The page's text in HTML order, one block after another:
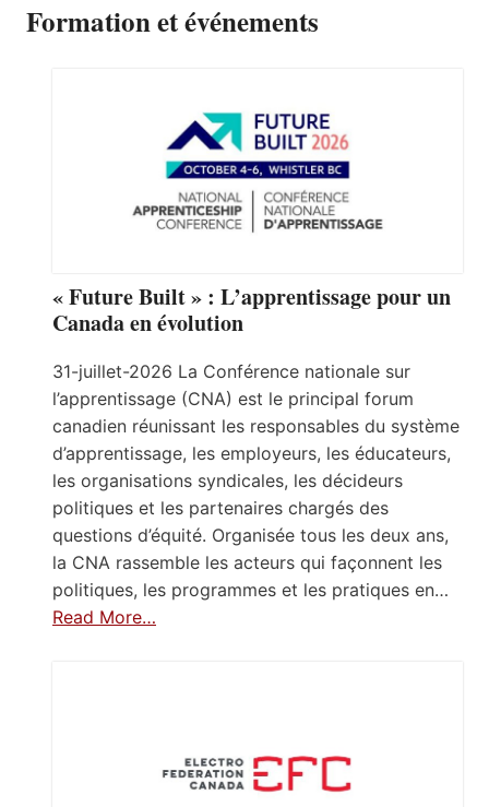
Formation et événements
« Future Built » : L’apprentissage pour un
Canada en évolution
31-juillet-2026 La Conférence nationale sur
l’apprentissage (CNA) est le principal forum
canadien réunissant les responsables du système
d’apprentissage, les employeurs, les éducateurs,
les organisations syndicales, les décideurs
politiques et les partenaires chargés des
questions d’équité. Organisée tous les deux ans,
la CNA rassemble les acteurs qui façonnent les
politiques, les programmes et les pratiques en…
Read More…